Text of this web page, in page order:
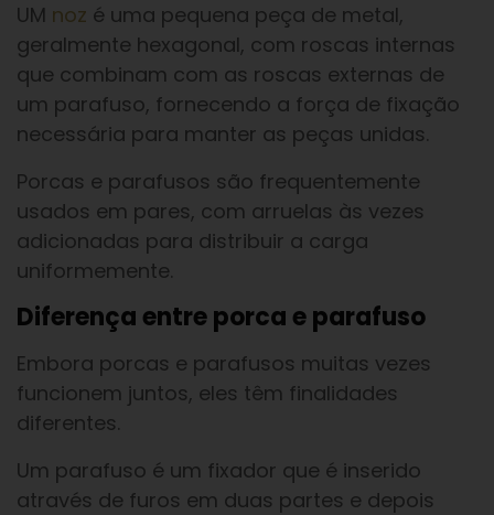
UM noz é uma pequena peça de metal,
geralmente hexagonal, com roscas internas
que combinam com as roscas externas de
um parafuso, fornecendo a força de fixação
necessária para manter as peças unidas.
Porcas e parafusos são frequentemente
usados em pares, com arruelas às vezes
adicionadas para distribuir a carga
uniformemente.
Diferença entre porca e parafuso
Embora porcas e parafusos muitas vezes
funcionem juntos, eles têm finalidades
diferentes.
Um parafuso é um fixador que é inserido
através de furos em duas partes e depois